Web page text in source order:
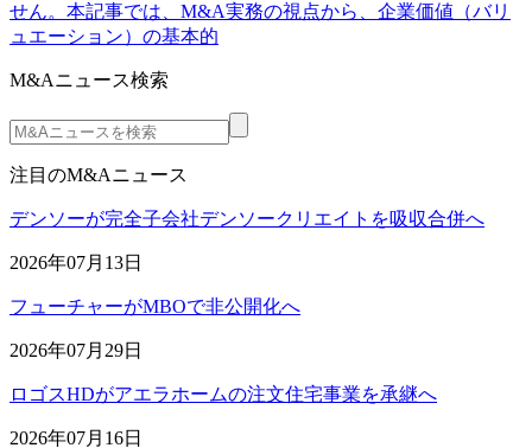
せん。本記事では、M&A実務の視点から、企業価値（バリ
ュエーション）の基本的
M&Aニュース検索
注目のM&Aニュース
デンソーが完全子会社デンソークリエイトを吸収合併へ
2026年07月13日
フューチャーがMBOで非公開化へ
2026年07月29日
ロゴスHDがアエラホームの注文住宅事業を承継へ
2026年07月16日